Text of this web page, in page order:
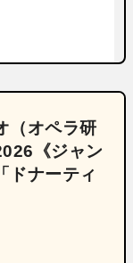
（オペラ研
《ジャン
ナーティ